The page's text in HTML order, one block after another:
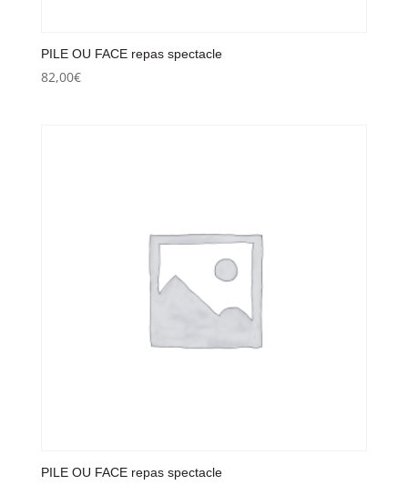
PILE OU FACE repas spectacle
82,00€
PILE OU FACE repas spectacle